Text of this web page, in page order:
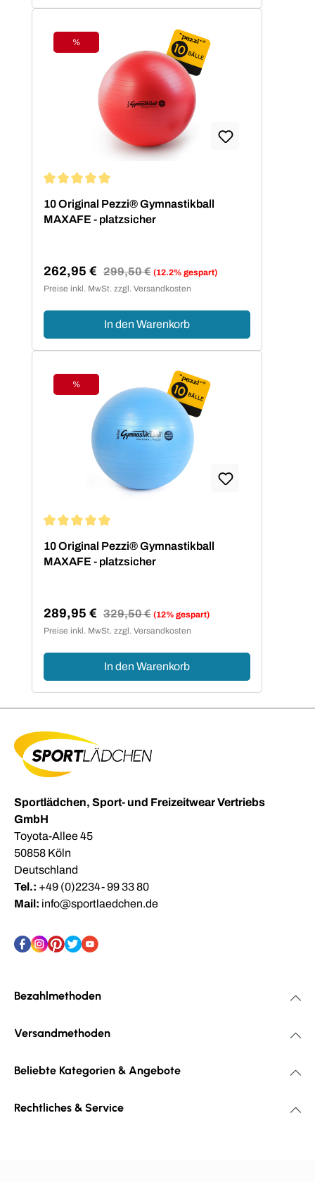
Rabatt
%
10 Original Pezzi® Gymnastikball
MAXAFE - platzsicher
Verkaufspreis:
262,95 € Regulärer Preis:
299,50 € (12.2% gespart)
Preise inkl. MwSt. zzgl. Versandkosten
In den Warenkorb
Rabatt
%
10 Original Pezzi® Gymnastikball
MAXAFE - platzsicher
Verkaufspreis:
289,95 € Regulärer Preis:
329,50 € (12% gespart)
Preise inkl. MwSt. zzgl. Versandkosten
In den Warenkorb
Sportlädchen, Sport- und Freizeitwear Vertriebs
GmbH
Toyota-Allee 45
50858 Köln
Deutschland
Tel.: +49 (0)2234- 99 33 80
Mail: info@sportlaedchen.de
Bezahlmethoden
Versandmethoden
Beliebte Kategorien & Angebote
Rechtliches & Service